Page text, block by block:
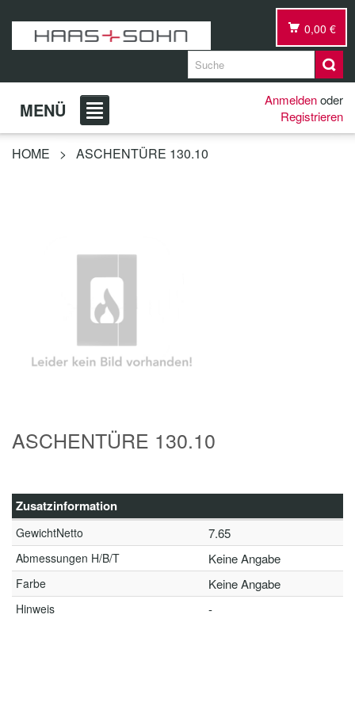
0,00 €
MENÜ Anmeldenoder
Registrieren
HOME > ASCHENTÜRE 130.10
ASCHENTÜRE 130.10
Zusatzinformation
GewichtNetto 7.65
Abmessungen H/B/T Keine Angabe
Farbe Keine Angabe
Hinweis -